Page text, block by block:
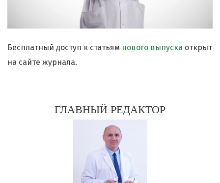
Бесплатный доступ к статьям нового выпуска открыт
на сайте журнала.
ГЛАВНЫЙ РЕДАКТОР